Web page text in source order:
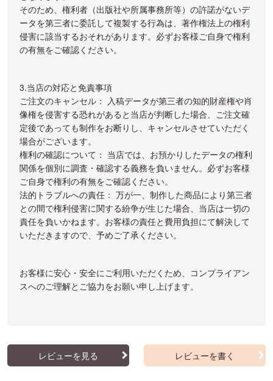
そのため、権利者（出版社や所属事務所等）の許諾がないデ
ータを第三者に委託して複製する行為は、著作権法上の権利
侵害に該当するおそれがあります。必ずお客様ご自身で権利
の有無をご確認ください。
3.当店の対応と免責事項
ご注文のキャンセル： 入稿データが第三者の知的財産権や肖
像権を侵害する恐れがあると当店が判断した場合、ご注文確
定後であっても制作をお断りし、キャンセルさせていただく
場合がございます。
権利の確認について： 当店では、お預かりしたデータの権利
関係を個別に調査・確認する義務を負いません。必ずお客様
ご自身で権利の有無をご確認ください。
法的トラブルへの責任： 万が一、制作した商品により第三者
との間で権利侵害に関する紛争が生じた場合、当店は一切の
責任を負いかねます。お客様の責任と費用負担にて解決して
いただきますので、予めご了承ください。
お客様に安心・安全にご利用いただくため、コンプライアン
スへのご理解とご協力をお願い申し上げます。
レビューを見る レビューを書く